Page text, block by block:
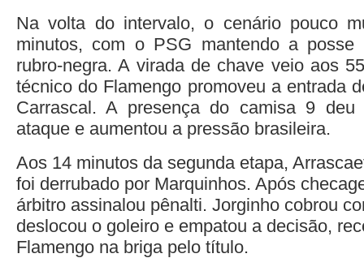
Na volta do intervalo, o cenário pouco
minutos, com o PSG mantendo a
rubro-negra. A virada de chave veio aos
técnico do Flamengo promoveu a entrada
Carrascal. A presença do camisa 9 deu
ataque e aumentou a pressão brasileira.
Aos 14 minutos da segunda etapa,
foi derrubado por Marquinhos. Após
árbitro assinalou pênalti. Jorginho cobrou
deslocou o goleiro e empatou a decisão,
Flamengo na briga pelo título.